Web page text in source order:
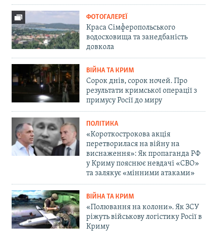
ФОТОГАЛЕРЕЇ
Краса Сімферопольського
водосховища та занедбаність
довкола
ВІЙНА ТА КРИМ
Сорок днів, сорок ночей. Про
результати кримської операції з
примусу Росії до миру
ПОЛІТИКА
«Короткострокова акція
перетворилася на війну на
виснаження»: Як пропаганда РФ
у Криму пояснює невдачі «СВО»
та залякує «мінними атаками»
ВІЙНА ТА КРИМ
«Полювання на колони». Як ЗСУ
ріжуть військову логістику Росії в
Криму